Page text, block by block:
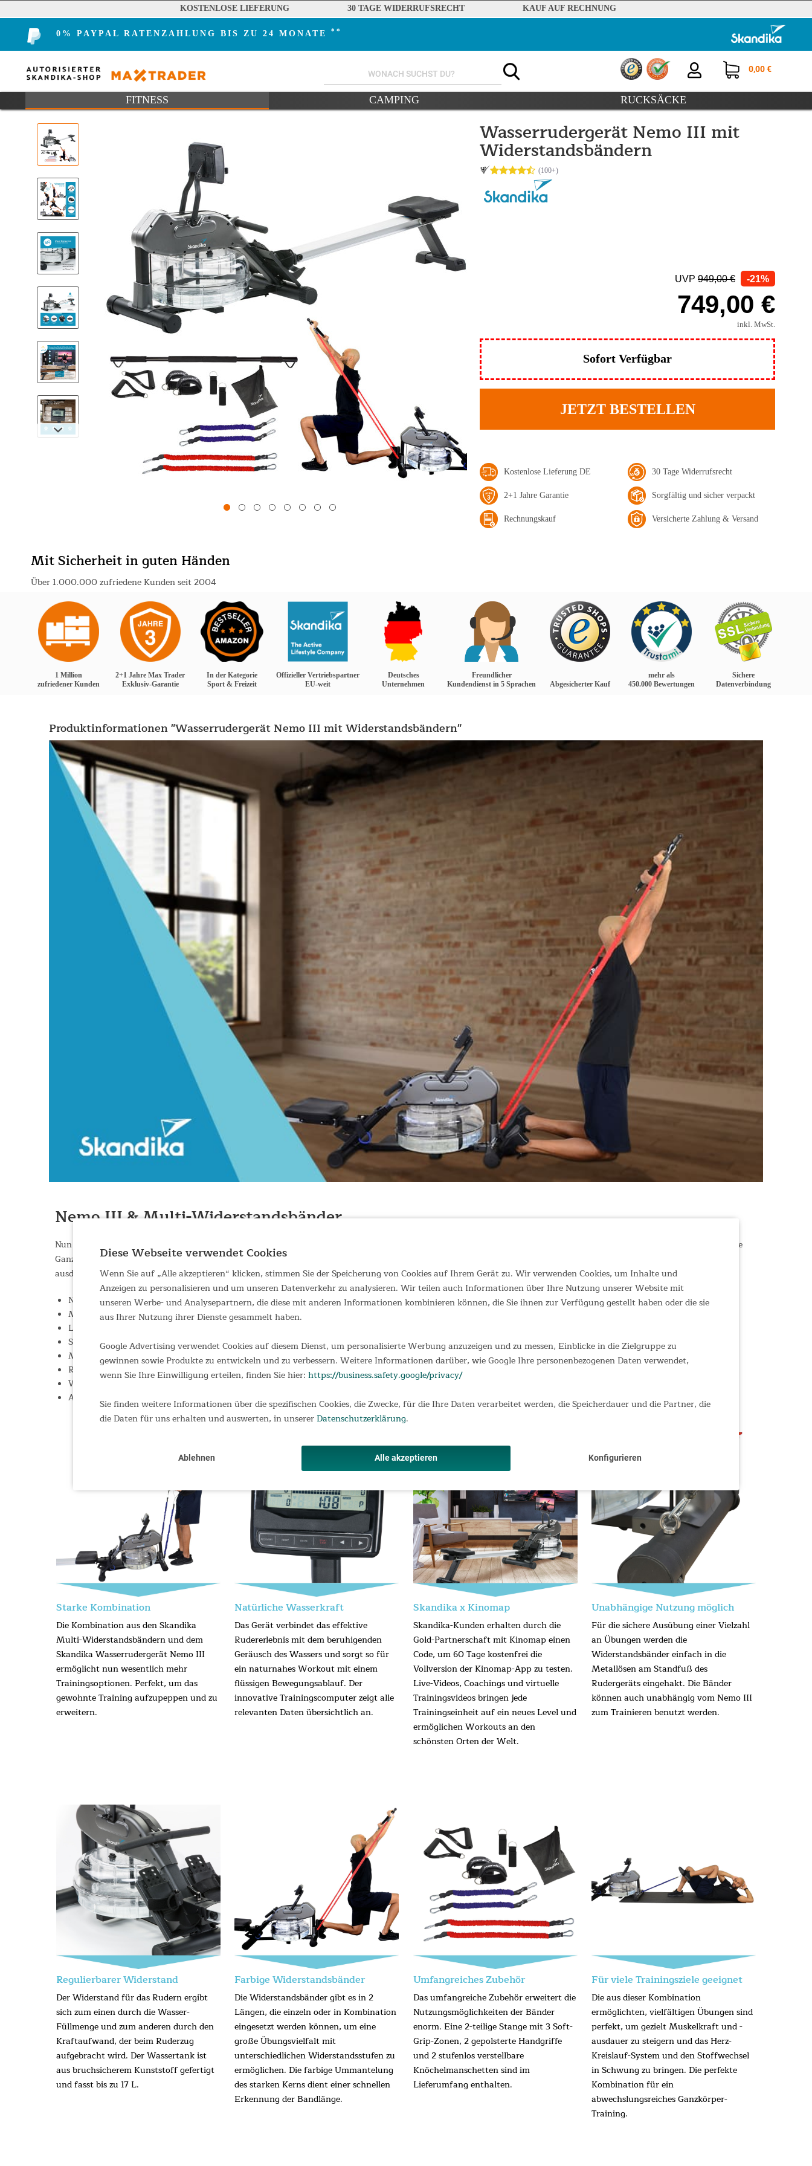
KOSTENLOSE LIEFERUNG 30 TAGE WIDERRUFSRECHT KAUF AUF RECHNUNG
0% PAYPAL RATENZAHLUNG BIS ZU 24 MONATE **
0,00 €
FITNESS CAMPING RUCKSÄCKE
Wasserrudergerät Nemo III mit
Widerstandsbändern
UVP 949,00 € -21%
749,00 €
inkl. MwSt.
Sofort Verfügbar
JETZT BESTELLEN
Kostenlose Lieferung DE
2+1 Jahre Garantie
Rechnungskauf
30 Tage Widerrufsrecht
Sorgfältig und sicher verpackt
Versicherte Zahlung & Versand
Mit Sicherheit in guten Händen
Über 1.000.000 zufriedene Kunden seit 2004
1 Million
zufriedener Kunden
2+1 Jahre Max Trader
Exklusiv-Garantie
In der Kategorie
Sport & Freizeit
Offizieller Vertriebspartner
EU-weit
Deutsches
Unternehmen
Freundlicher
Kundendienst in 5 Sprachen
Abgesicherter Kauf
mehr als
450.000 Bewertungen
Sichere
Datenverbindung
Produktinformationen "Wasserrudergerät Nemo III mit Widerstandsbändern"
Nemo III & Multi-Widerstandsbänder
Nun auch im Set erhältlich: Unser Wasserrudergerät Nemo III zusammen mit dem Skandika Multi-Widerstandbänder-Set. Eine unschlagbare Kombination für das perfekte
Ganzkörper-Workout. In Kombination mit den Skandika Multi-Widerstandsbändern ergeben sich nun wesentlich mehr Trainingsoptionen, die gezielt Muskelkraft und -
ausdauer steigern und das Herz-Kreislauf-System und den Stoffwechsel in Schwung bringen. Die perfekte Kombination für ein abwechslungsreiches Ganzkörper-Training.
Nemo III – langlebig und hochwertig für ein effektives Training zu Hause
Mit Wasserwiderstand für ein naturnahes Workout und flüssige Bewegungsabläufe
LCD-Computer, Tablet-/Smartphone-Halterung, App-kompatibel mit der Kinomap App
Skandika-Kunden nutzen Kinomap 60 Tage kostenfrei für mehr virtuellen Trainingsspaß
Mit integriertem Empfänger und Brustgurt für ein bequemes Monitoring des Pulses
Rudergerät und Widerstandsbänder können einzeln oder in Kombination miteinander genutzt werden
Widerstandsbänder in zwei Längen, komplett mit Handgriffen, Knöchelmanschetten und Soft-Grip-Stange
Ausführlicher Trainings-Guide für die Widerstandsbänder (mit und ohne Rudergerät) auf der Skandika Webseite
Starke Kombination
Die Kombination aus den Skandika
Multi-Widerstandsbändern und dem
Skandika Wasserrudergerät Nemo III
ermöglicht nun wesentlich mehr
Trainingsoptionen. Perfekt, um das
gewohnte Training aufzupeppen und zu
erweitern.
Natürliche Wasserkraft
Das Gerät verbindet das effektive
Rudererlebnis mit dem beruhigenden
Geräusch des Wassers und sorgt so für
ein naturnahes Workout mit einem
flüssigen Bewegungsablauf. Der
innovative Trainingscomputer zeigt alle
relevanten Daten übersichtlich an.
Skandika x Kinomap
Skandika-Kunden erhalten durch die
Gold-Partnerschaft mit Kinomap einen
Code, um 60 Tage kostenfrei die
Vollversion der Kinomap-App zu testen.
Live-Videos, Coachings und virtuelle
Trainingsvideos bringen jede
Trainingseinheit auf ein neues Level und
ermöglichen Workouts an den
schönsten Orten der Welt.
Unabhängige Nutzung möglich
Für die sichere Ausübung einer Vielzahl
an Übungen werden die
Widerstandsbänder einfach in die
Metallösen am Standfuß des
Rudergeräts eingehakt. Die Bänder
können auch unabhängig vom Nemo III
zum Trainieren benutzt werden.
Regulierbarer Widerstand
Der Widerstand für das Rudern ergibt
sich zum einen durch die Wasser-
Füllmenge und zum anderen durch den
Kraftaufwand, der beim Ruderzug
aufgebracht wird. Der Wassertank ist
aus bruchsicherem Kunststoff gefertigt
und fasst bis zu 17 L.
Farbige Widerstandsbänder
Die Widerstandsbänder gibt es in 2
Längen, die einzeln oder in Kombination
eingesetzt werden können, um eine
große Übungsvielfalt mit
unterschiedlichen Widerstandsstufen zu
ermöglichen. Die farbige Ummantelung
des starken Kerns dient einer schnellen
Erkennung der Bandlänge.
Umfangreiches Zubehör
Das umfangreiche Zubehör erweitert die
Nutzungsmöglichkeiten der Bänder
enorm. Eine 2-teilige Stange mit 3 Soft-
Grip-Zonen, 2 gepolsterte Handgriffe
und 2 stufenlos verstellbare
Knöchelmanschetten sind im
Lieferumfang enthalten.
Für viele Trainingsziele geeignet
Die aus dieser Kombination
ermöglichten, vielfältigen Übungen sind
perfekt, um gezielt Muskelkraft und -
ausdauer zu steigern und das Herz-
Kreislauf-System und den Stoffwechsel
in Schwung zu bringen. Die perfekte
Kombination für ein
abwechslungsreiches Ganzkörper-
Training.
Diese Webseite verwendet Cookies
Wenn Sie auf „Alle akzeptieren“ klicken, stimmen Sie der Speicherung von Cookies auf Ihrem Gerät zu. Wir verwenden Cookies, um Inhalte und
Anzeigen zu personalisieren und um unseren Datenverkehr zu analysieren. Wir teilen auch Informationen über Ihre Nutzung unserer Website mit
unseren Werbe- und Analysepartnern, die diese mit anderen Informationen kombinieren können, die Sie ihnen zur Verfügung gestellt haben oder die sie
aus Ihrer Nutzung ihrer Dienste gesammelt haben.
Google Advertising verwendet Cookies auf diesem Dienst, um personalisierte Werbung anzuzeigen und zu messen, Einblicke in die Zielgruppe zu
gewinnen sowie Produkte zu entwickeln und zu verbessern. Weitere Informationen darüber, wie Google Ihre personenbezogenen Daten verwendet,
wenn Sie Ihre Einwilligung erteilen, finden Sie hier: https://business.safety.google/privacy/
Sie finden weitere Informationen über die spezifischen Cookies, die Zwecke, für die Ihre Daten verarbeitet werden, die Speicherdauer und die Partner, die
die Daten für uns erhalten und auswerten, in unsererDatenschutzerklärung.
Ablehnen Alle akzeptieren Konfigurieren